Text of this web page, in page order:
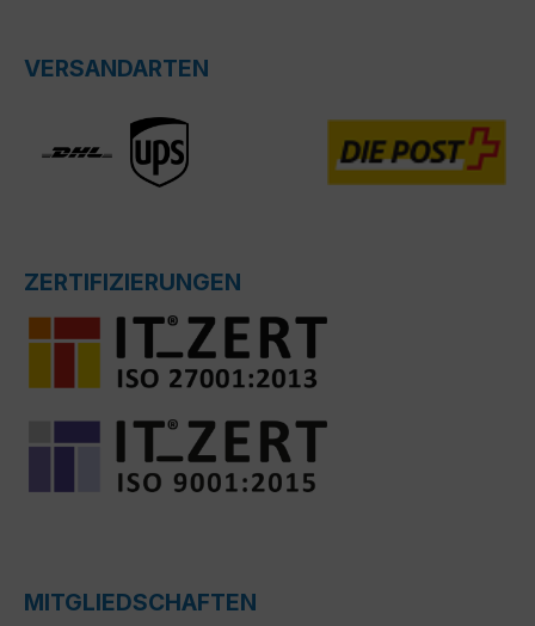
VERSANDARTEN
ZERTIFIZIERUNGEN
MITGLIEDSCHAFTEN